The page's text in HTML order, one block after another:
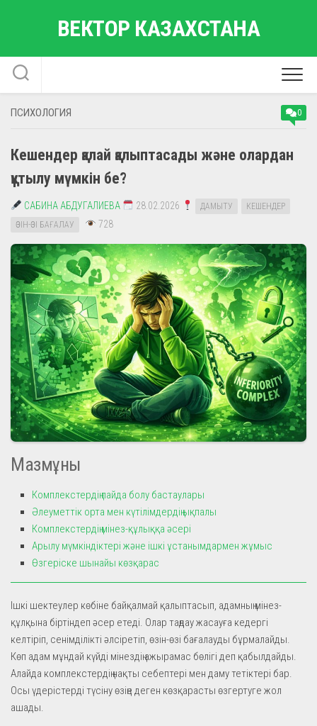
ВЕКТОР КАЗАХСТАНА
ПСИХОЛОГИЯ 0
Кешендер қалай қалыптасады және олардан
құтылу мүмкін бе?
САБИНА АБДУГАЛИЕВА 28.02.2026 ДАМЫТУ
КЕШЕНДЕР
ӨЗІН-ӨЗІ БАҒАЛАУ
728
Мазмұны
Комплекстердің пайда болу бастаулары
Әлеуметтік орта мен күтілімдердің ықпалы
Комплекстердің мінез-құлыққа әсері
Арылу мүмкіндіктері және ішкі ұстанымдармен жұмыс
Өзгеріске шынайы көзқарас
Ішкі шектеулер көбіне байқалмай қалыптасып, адамның мінез-
құлқына біртіндеп әсер етеді. Олар таңдау жасауға кедергі
келтіріп, сенімділікті әлсіретіп, өзін-өзі бағалауды бұрмалайды.
Көп адам мұндай күйді мінездің ажырамас бөлігі деп қабылдайды.
Алайда комплекстердің нақты себептері мен даму тетіктері бар.
Осы үдерістерді түсіну өзіңе деген көзқарасты өзгертуге жол
ашады.